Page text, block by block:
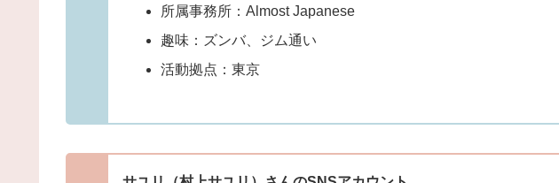
所属事務所：Almost Japanese
趣味：ズンバ、ジム通い
活動拠点：東京